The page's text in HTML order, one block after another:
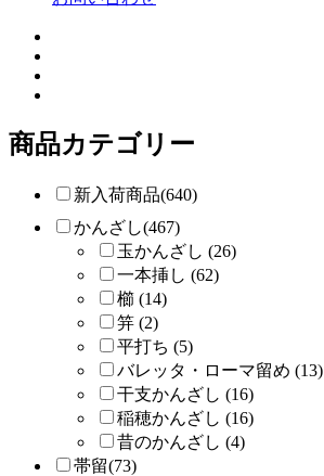
商品カテゴリー
新入荷商品(640)
かんざし(467)
玉かんざし (26)
一本挿し (62)
櫛 (14)
笄 (2)
平打ち (5)
バレッタ・ローマ留め (13)
干支かんざし (16)
稲穂かんざし (16)
昔のかんざし (4)
帯留(73)